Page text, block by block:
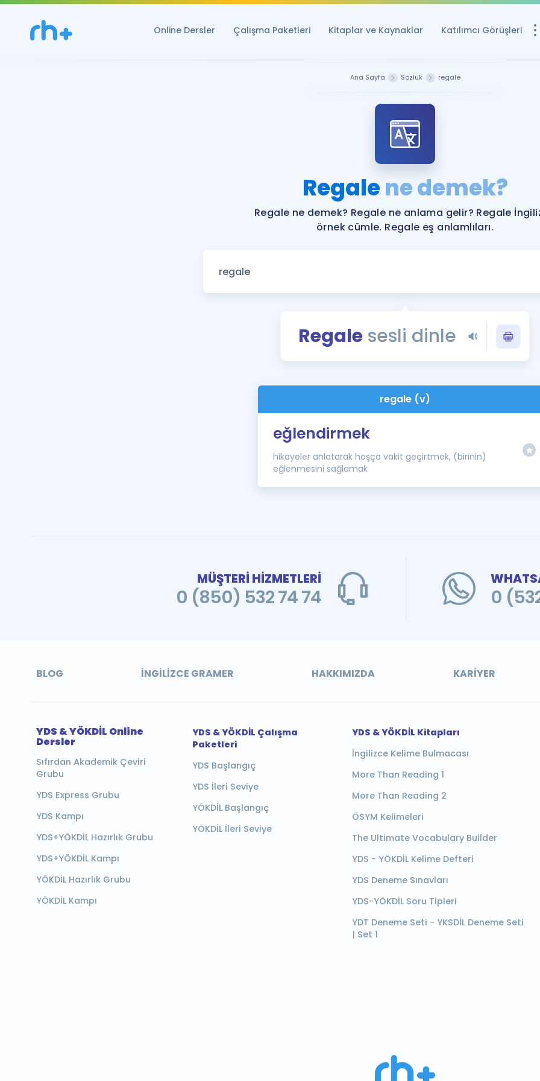
Online Dersler Çalışma Paketleri Kitaplar ve Kaynaklar Katılımcı Görüşleri
YDS ve YÖKDİL
Rehberlik Aracı
YDS ve
Tüm ÖSYM
YDS - YÖKDİL
İngilizce Gramer
Ana Sayfa Sözlük regale
Regalene demek?
Regale ne demek? Regale ne anlama gelir? Regale
örnek cümle. Regale eş anlamlıları.
Regale sesli dinle
regale (v)
eğlendirmek
hikayeler anlatarak hoşça vakit geçirtmek, (birinin)
eğlenmesini sağlamak
MÜŞTERİ HİZMETLERİ
0 (850) 532 74 74 0
BLOG İNGILIZCE GRAMER HAKKIMIZDA KARIYER
YDS & YÖKDİL Online
Dersler
Sıfırdan Akademik Çeviri
Grubu
YDS Express Grubu
YDS Kampı
YDS+YÖKDİL Hazırlık Grubu
YDS+YÖKDİL Kampı
YÖKDİL Hazırlık Grubu
YÖKDİL Kampı
YDS & YÖKDİL Çalışma
Paketleri
YDS Başlangıç
YDS İleri Seviye
YÖKDİL Başlangıç
YÖKDİL İleri Seviye
YDS & YÖKDİL Kitapları
İngilizce Kelime Bulmacası
More Than Reading 1
More Than Reading 2
ÖSYM Kelimeleri
The Ultimate Vocabulary Builder
YDS - YÖKDİL Kelime Defteri
YDS Deneme Sınavları
YDS-YÖKDİL Soru Tipleri
YDT Deneme Seti - YKSDİL Deneme Seti
| Set 1